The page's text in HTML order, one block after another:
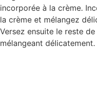
incorporée à la crème.
la crème et mélangez
Versez ensuite le reste
mélangeant délicatement.